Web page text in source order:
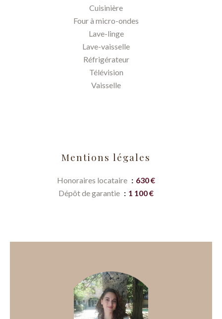
Cuisinière
Four à micro-ondes
Lave-linge
Lave-vaisselle
Réfrigérateur
Télévision
Vaisselle
Mentions légales
Honoraires locataire
630 €
Dépôt de garantie
1 100 €